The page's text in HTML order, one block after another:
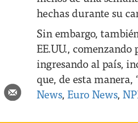
hechas durante su
Sin embargo,
EE.UU.,
ingresando al país,
que, de esta manera,
News, Euro News,